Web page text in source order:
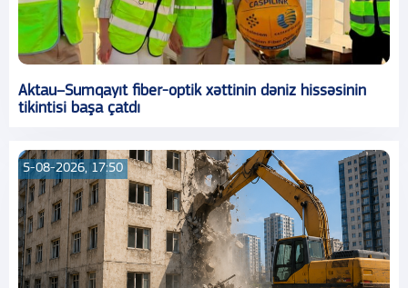
Aktau–Sumqayıt fiber-optik xəttinin dəniz hissəsinin
tikintisi başa çatdı
5-08-2026, 17:50